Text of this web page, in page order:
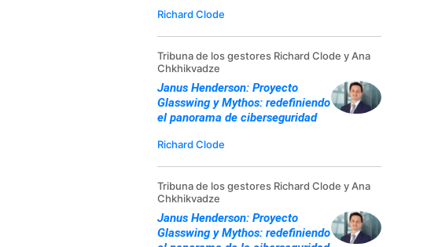
Richard Clode
Tribuna de los gestores Richard Clode y Ana
Chkhikvadze
Janus Henderson: Proyecto
Glasswing y Mythos: redefiniendo
el panorama de ciberseguridad
Richard Clode
Tribuna de los gestores Richard Clode y Ana
Chkhikvadze
Janus Henderson: Proyecto
Glasswing y Mythos: redefiniendo